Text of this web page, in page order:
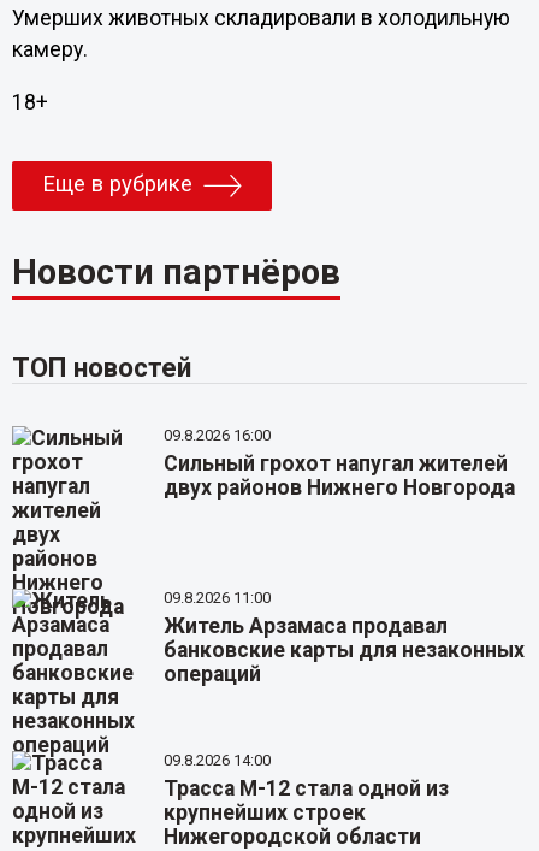
Умерших животных складировали в холодильную
камеру.
18+
Еще в рубрике
Новости партнёров
ТОП новостей
09.8.2026 16:00
Сильный грохот напугал жителей
двух районов Нижнего Новгорода
09.8.2026 11:00
Житель Арзамаса продавал
банковские карты для незаконных
операций
09.8.2026 14:00
Трасса М-12 стала одной из
крупнейших строек
Нижегородской области